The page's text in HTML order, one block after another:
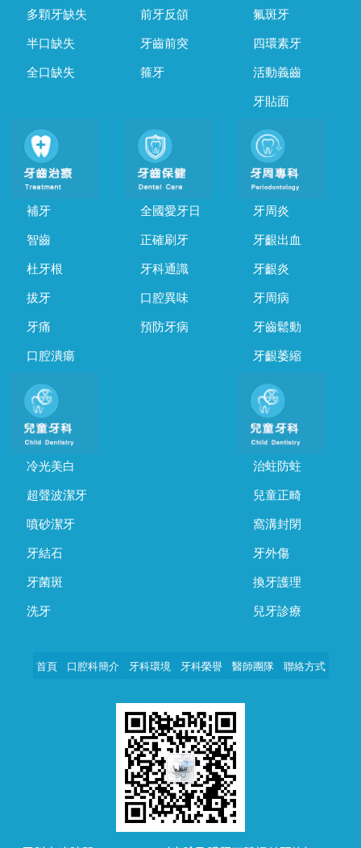
多顆牙缺失
半口缺失
全口缺失
前牙反頜
牙齒前突
箍牙
氟斑牙
四環素牙
活動義齒
牙貼面
補牙
智齒
杜牙根
拔牙
牙痛
口腔潰瘍
全國愛牙日
正確刷牙
牙科通識
口腔異味
預防牙病
牙周炎
牙齦出血
牙齦炎
牙周病
牙齒鬆動
牙齦萎縮
冷光美白
超聲波潔牙
噴砂潔牙
牙結石
牙菌斑
洗牙
治蛀防蛀
兒童正畸
窩溝封閉
牙外傷
換牙護理
兒牙診療
首頁 口腔科簡介 牙科環境 牙科榮譽 醫師團隊 聯絡方式